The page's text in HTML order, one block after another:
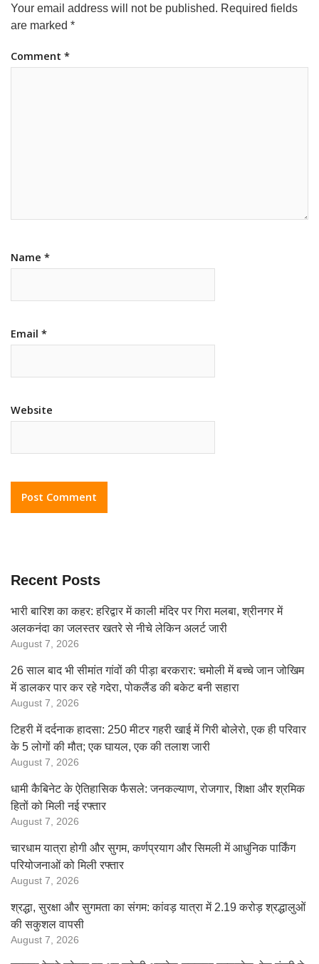
Your email address will not be published. Required fields
are marked *
Comment *
Name *
Email *
Website
Recent Posts
भारी बारिश का कहर: हरिद्वार में काली मंदिर पर गिरा मलबा, श्रीनगर में
अलकनंदा का जलस्तर खतरे से नीचे लेकिन अलर्ट जारी
August 7, 2026
26 साल बाद भी सीमांत गांवों की पीड़ा बरकरार: चमोली में बच्चे जान जोखिम
में डालकर पार कर रहे गदेरा, पोकलैंड की बकेट बनी सहारा
August 7, 2026
टिहरी में दर्दनाक हादसा: 250 मीटर गहरी खाई में गिरी बोलेरो, एक ही परिवार
के 5 लोगों की मौत; एक घायल, एक की तलाश जारी
August 7, 2026
धामी कैबिनेट के ऐतिहासिक फैसले: जनकल्याण, रोजगार, शिक्षा और श्रमिक
हितों को मिली नई रफ्तार
August 7, 2026
चारधाम यात्रा होगी और सुगम, कर्णप्रयाग और सिमली में आधुनिक पार्किंग
परियोजनाओं को मिली रफ्तार
August 7, 2026
श्रद्धा, सुरक्षा और सुगमता का संगम: कांवड़ यात्रा में 2.19 करोड़ श्रद्धालुओं
की सकुशल वापसी
August 7, 2026